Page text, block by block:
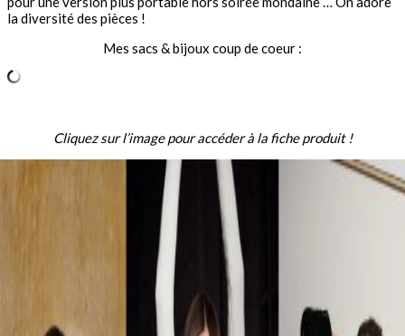
la diversité des pièces !
Mes sacs & bijoux coup de coeur :
Cliquez sur l’image pour accéder à la fiche produit !